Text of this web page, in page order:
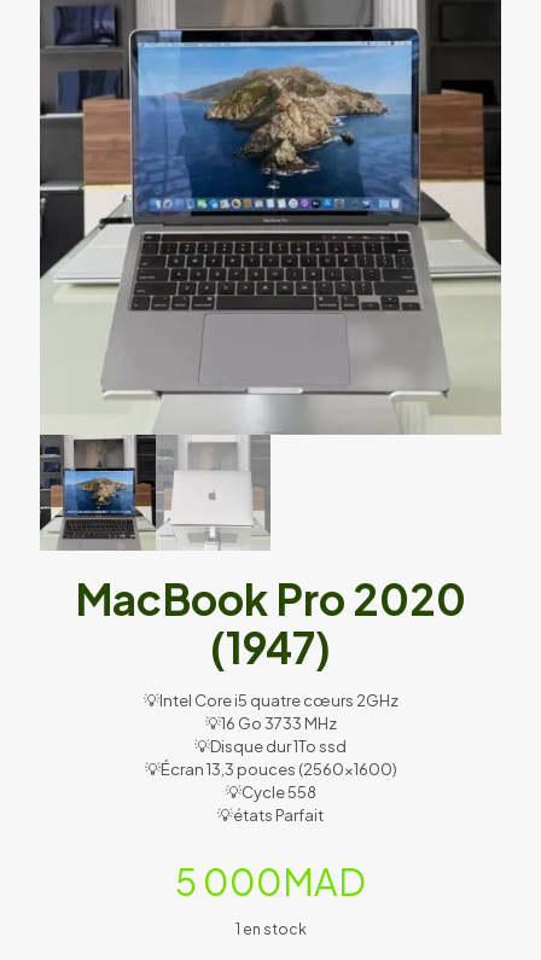
MacBook Pro 2020
(1947)
💡Intel Core i5 quatre cœurs 2GHz
💡16 Go 3733 MHz
💡Disque dur 1To ssd
💡Écran 13,3 pouces (2560×1600)
💡Cycle 558
💡états Parfait
5 000MAD
1 en stock